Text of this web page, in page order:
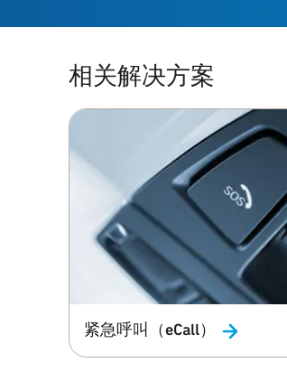
相关解决方案
紧急呼叫（eCall）